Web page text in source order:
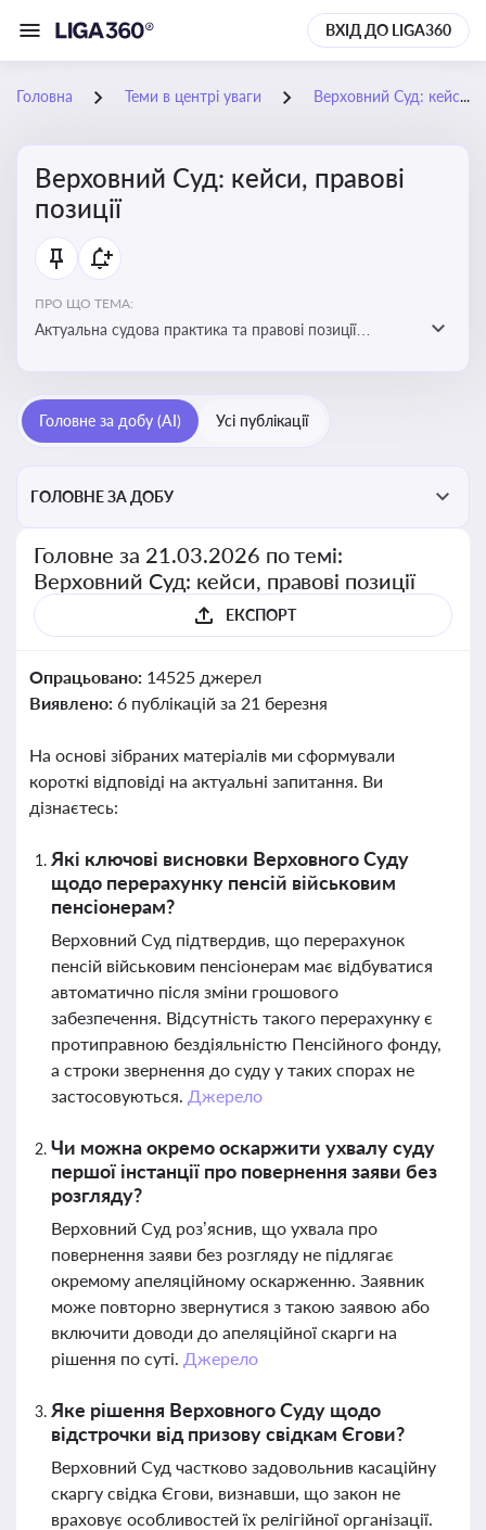
ВХІД ДО LIGA360
Головна Теми в центрі уваги Верховний Суд: кейси, правові позиції
Верховний Суд: кейси, правові
позиції
ПРО ЩО ТЕМА:
Актуальна судова практика та правові позиції
Головне за добу (AI) Усі публікації
ГОЛОВНЕ ЗА ДОБУ
Головне за 21.03.2026 по темі:
Верховний Суд: кейси, правові позиції
ЕКСПОРТ
Опрацьовано: 14525 джерел
Виявлено: 6 публікацій за 21 березня
На основі зібраних матеріалів ми сформували
короткі відповіді на актуальні запитання. Ви
дізнаєтесь:
Які ключові висновки Верховного Суду
щодо перерахунку пенсій військовим
пенсіонерам?
Верховний Суд підтвердив, що перерахунок
пенсій військовим пенсіонерам має відбуватися
автоматично після зміни грошового
забезпечення. Відсутність такого перерахунку є
протиправною бездіяльністю Пенсійного фонду,
а строки звернення до суду у таких спорах не
застосовуються. Джерело
Чи можна окремо оскаржити ухвалу суду
першої інстанції про повернення заяви без
розгляду?
Верховний Суд роз’яснив, що ухвала про
повернення заяви без розгляду не підлягає
окремому апеляційному оскарженню. Заявник
може повторно звернутися з такою заявою або
включити доводи до апеляційної скарги на
рішення по суті. Джерело
Яке рішення Верховного Суду щодо
відстрочки від призову свідкам Єгови?
Верховний Суд частково задовольнив касаційну
скаргу свідка Єгови, визнавши, що закон не
враховує особливостей їх релігійної організації.